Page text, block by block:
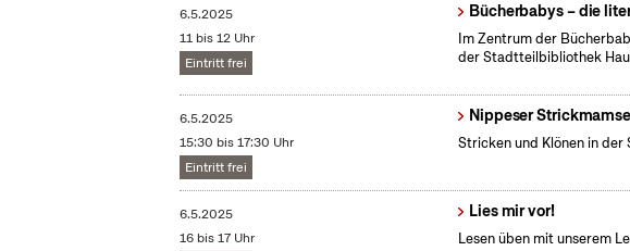
6.5.2025
11 bis 12 Uhr
Eintritt frei
Bücherbabys – die
Im Zentrum der
der Stadtteilbibliothek
6.5.2025
15:30 bis 17:30 Uhr
Eintritt frei
Nippeser
Stricken und Klönen in
6.5.2025
16 bis 17 Uhr
Lies mir vor!
Lesen üben mit unserem